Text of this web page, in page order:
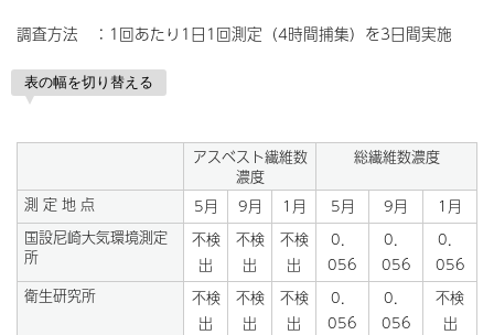
調査方法 ：1回あたり1日1回測定（4時間捕集）を3日間実施
表の幅を切り替える
アスベスト繊維数
濃度
総繊維数濃度
測 定 地 点 5月 9月 1月 5月 9月
1月
国設尼崎大気環境測定
所
不検
出
不検
出
不検
出
0．
056
0．
056
0．
056
衛生研究所
不検
出
不検
出
不検
出
0．
056
0．
056
不検
出